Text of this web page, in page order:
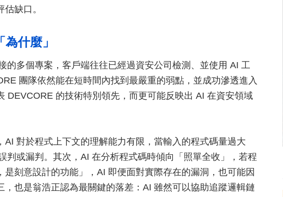
缺口。
什麼」
的多個專案，客戶端往往已經過資安公司檢測、並使用 AI 工
團隊依然能在短時間內找到最嚴重的弱點，並成功滲透進入
DEVCORE 的技術特別領先，而更可能反映出 AI 在資安領域
AI 對於程式上下文的理解能力有限，當輸入的程式碼量過大
判或漏判。其次，AI 在分析程式碼時傾向「照單全收」，若程
刻意設計的功能」，AI 即便面對實際存在的漏洞，也可能因
也是翁浩正認為最關鍵的落差：AI 雖然可以協助追蹤邏輯鏈